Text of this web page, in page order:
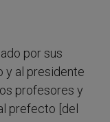
por sus
y al presidente
profesores y
prefecto [del